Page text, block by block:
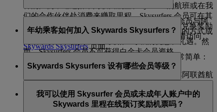
样的比例，通过搭乘阿联酋航空、flydubai 的航班或在我
们的合作伙伴处消费来赚取里程。Skysurfers 会员可在其
登记家长或监护人的同意下，用 Skywards 里程兑换奖励
航班或其他丰富的奖励。如需了解更多详情，请访问
Skywards Skysurfers页面。
与阿联酋航空 Skywards 计划类似。Skysurfers 会员与阿
联酋航空 Skywards 会员一样，能够以完全相同的方式成
为银卡或金卡会员，并享受相应等级的优惠和礼遇。然
而，Skysurfers 会员不可获得白金卡会员资格。
Skywards Skysurfers 银卡会员：
场使用，本人若要进入，须由一位本身有资格使用
该贵宾室的成人（18 岁以上）陪伴。不得携带同
年幼乘客如何加入 Skywards Skysurfers？
年幼乘客注册成为 Skywards Skysurfers 会员非常简单：
家长或监护人在阿联酋航空网站上登录其阿联酋航
前往 Skysurfers 页面或“我的家庭”页面，添加其子
女的信息，并将其注册为 Skywards Skysurfer 会
Skywards Skysurfers 设有哪些会员等级？
卡等级的方式与阿联酋航空 Skywards 会员完全相同。但
Skysurfers 无白金卡等级。
我可以使用 Skysurfer 会员或未成年人账户中的
Skywards 里程在线预订奖励机票吗？